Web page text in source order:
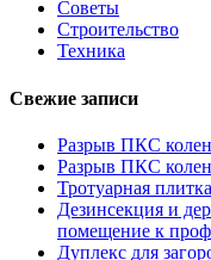
Советы
Строительство
Техника
Свежие записи
Разрыв ПКС
Разрыв ПКС
Тротуарная
Дезинсекция и
помещение к
Дуплекс для